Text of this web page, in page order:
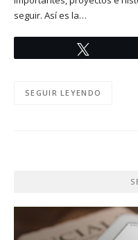
seguir. Así es la…
SEGUIR LEYENDO